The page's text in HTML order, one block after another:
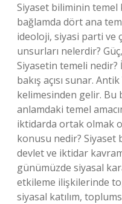
Siyaset biliminin temel
bağlamda dört ana
ideoloji, siyasi parti ve
unsurları nelerdir?
Siyasetin temeli nedir?
bakış açısı sunar.
kelimesinden gelir. Bu
anlamdaki temel
iktidarda ortak olmak
konusu nedir? Siyaset
devlet ve iktidar
günümüzde siyasal
etkileme ilişkilerinde
siyasal katılım,